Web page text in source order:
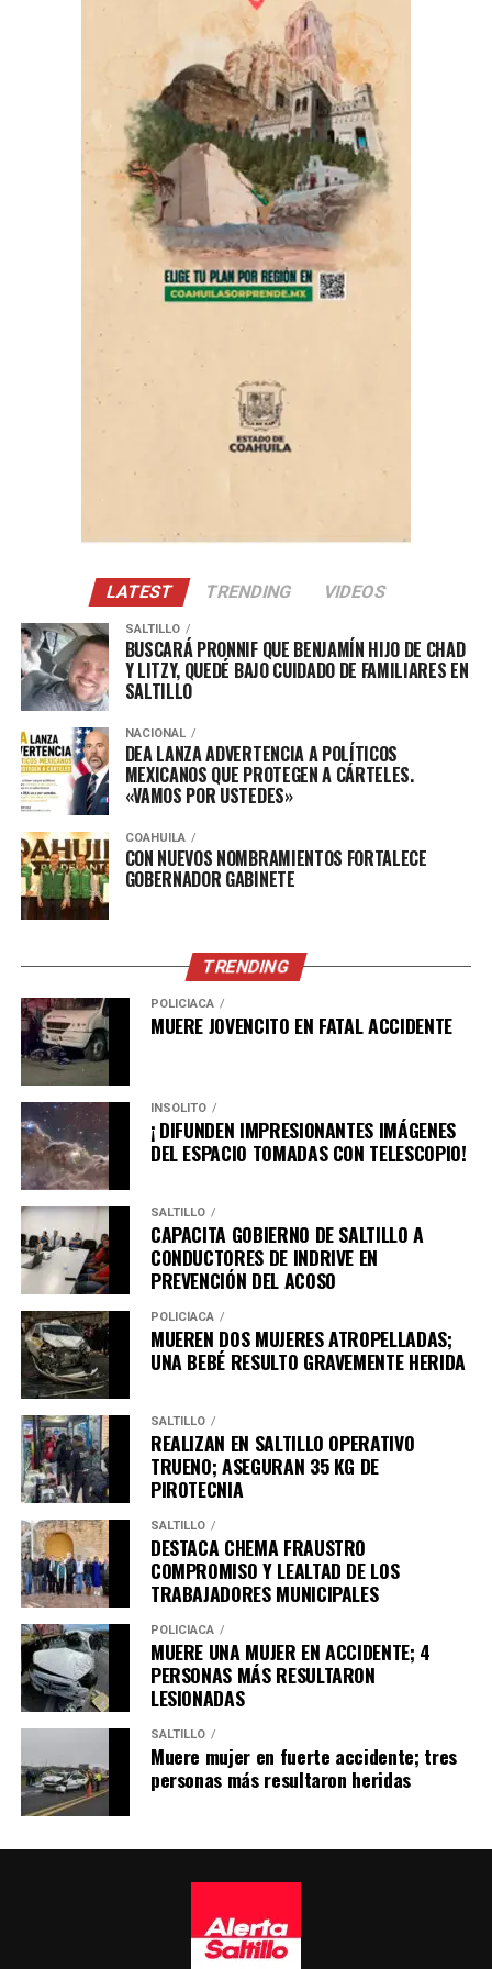
“Todos los días vemos estas plazas llenas de vida, con
familias enteras disfrutando y conviviendo, y
precisamente ese es el objetivo principal”, refirió el
alcalde Javier Díaz González.
La plaza Mirasierra Spurs fue inaugurada durante 2025,
mientras que las plazas Satélite Sur Spurs y Lomas del
Refugio Spurs fueron inauguradas durante este año.
“En las 3 plazas hemos contado con la presencia de
nuestro amigo Harrison Barnes; eso habla de su gran
compromiso con la niñez y la juventud para promover el
deporte”, dijo el presidente municipal.
Recordó, además, que en sus visitas a Saltillo ha
realizado también clínicas de básquetbol, donde niñas y
LATEST TRENDING VIDEOS
SALTILLO
BUSCARÁ PRONNIF QUE BENJAMÍN HIJO DE CHAD
Y LITZY, QUEDÉ BAJO CUIDADO DE FAMILIARES EN
SALTILLO
NACIONAL
DEA LANZA ADVERTENCIA A POLÍTICOS
MEXICANOS QUE PROTEGEN A CÁRTELES.
«VAMOS POR USTEDES»
COAHUILA
CON NUEVOS NOMBRAMIENTOS FORTALECE
GOBERNADOR GABINETE
TRENDING
POLICÍACA
MUERE JOVENCITO EN FATAL ACCIDENTE
INSÓLITO
¡ DIFUNDEN IMPRESIONANTES IMÁGENES
DEL ESPACIO TOMADAS CON TELESCOPIO!
SALTILLO
CAPACITA GOBIERNO DE SALTILLO A
CONDUCTORES DE INDRIVE EN
PREVENCIÓN DEL ACOSO
POLICÍACA
MUEREN DOS MUJERES ATROPELLADAS;
UNA BEBÉ RESULTO GRAVEMENTE HERIDA
SALTILLO
REALIZAN EN SALTILLO OPERATIVO
TRUENO; ASEGURAN 35 KG DE
PIROTECNIA
SALTILLO
DESTACA CHEMA FRAUSTRO
COMPROMISO Y LEALTAD DE LOS
TRABAJADORES MUNICIPALES
POLICÍACA
MUERE UNA MUJER EN ACCIDENTE; 4
PERSONAS MÁS RESULTARON
LESIONADAS
SALTILLO
Muere mujer en fuerte accidente; tres
personas más resultaron heridas